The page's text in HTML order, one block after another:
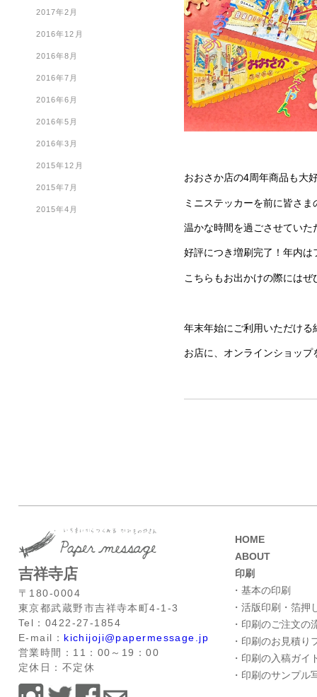
2017年2月
2016年12月
2016年8月
2016年7月
2016年6月
2016年5月
2016年3月
2015年12月
2015年7月
2015年4月
おおさか店の4周年商品も大
ミニステッカーを前に皆さ
温かな時間を過ごさせてい
好評につき増刷完了！年内
こちらもお出かけの際には
年末年始にご利用いただけ
お店に、オンラインショッ
吉祥寺店
〒180-0004
東京都武蔵野市吉祥寺本町4-1-3
Tel：0422-27-1854
E-mail： kichijoji@papermessage.jp
営業時間：11：00～19：00
定休日：不定休
HOME
ABOUT
印刷
・基本の印刷
・活版印刷・箔押
・印刷のご注文の
・印刷のお見積り
・印刷の入稿ガイ
・印刷のサンプル